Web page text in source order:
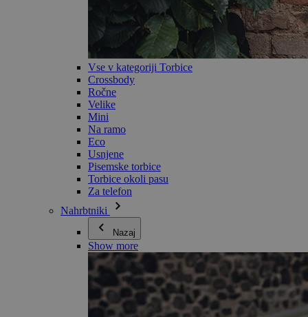
Vse v kategoriji Torbice
Crossbody
Ročne
Velike
Mini
Na ramo
Eco
Usnjene
Pisemske torbice
Torbice okoli pasu
Za telefon
Nahrbtniki
Nazaj
Show more